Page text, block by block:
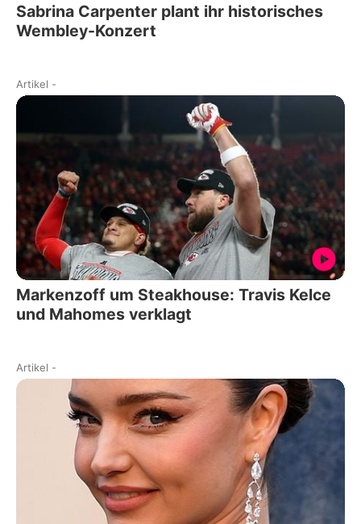
Sabrina Carpenter plant ihr historisches
Wembley-Konzert
Artikel -
Markenzoff um Steakhouse: Travis Kelce
und Mahomes verklagt
Artikel -